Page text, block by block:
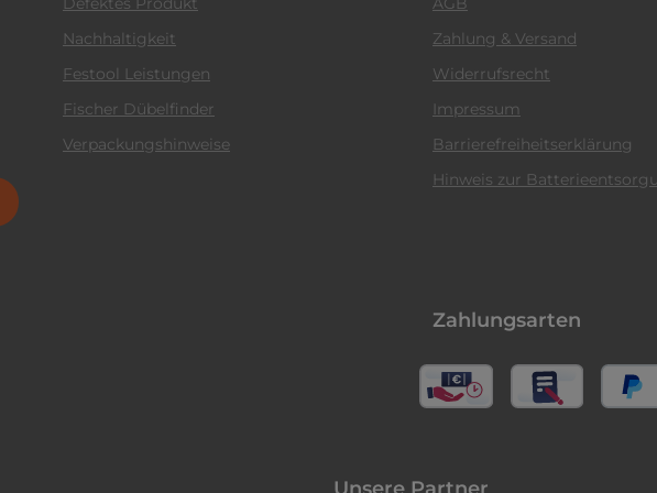
Nachhaltigkeit
Festool Leistungen
Fischer Dübelfinder
Verpackungshinweise
Zahlung & Versand
Widerrufsrecht
Impressum
Barrierefreiheitserklärung
Hinweis zur
Zahlungsarten